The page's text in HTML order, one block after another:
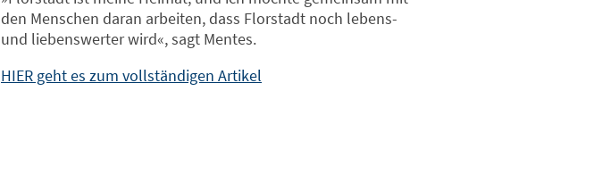
den Menschen daran arbeiten, dass Florstadt noch lebens-
und liebenswerter wird«, sagt Mentes.
HIER geht es zum vollständigen Artikel